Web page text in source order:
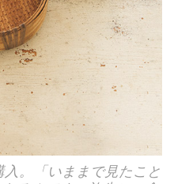
。「いままで見たこと